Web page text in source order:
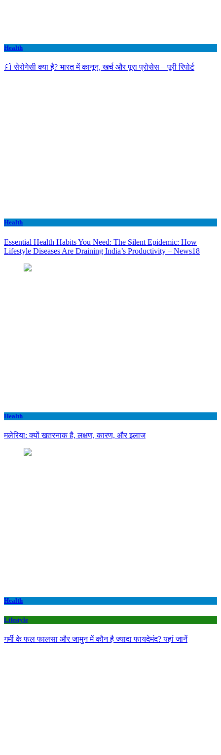
Health
📰 सेरोगेसी क्या है? भारत में कानून, खर्च और पूरा प्रोसेस – पूरी रिपोर्ट
Health
Essential Health Habits You Need: The Silent Epidemic: How
Lifestyle Diseases Are Draining India’s Productivity – News18
Health
मलेरिया: क्यों खतरनाक है, लक्षण, कारण, और इलाज
Health
Lifestyle
गर्मी के फल फालसा और जामुन में कौन है ज्यादा फायदेमंद? यहां जानें